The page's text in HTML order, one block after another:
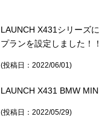
LAUNCH X431シリーズ
プランを設定しました！
(投稿日：2022/06/01)
LAUNCH X431 BMW
(投稿日：2022/05/29)